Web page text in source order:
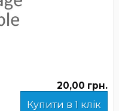
20,00 грн.
Купити в 1 клік